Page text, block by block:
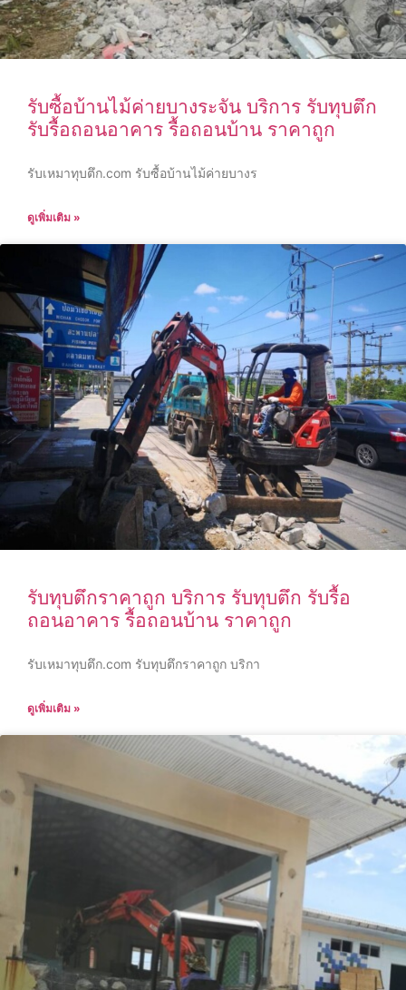
รับซื้อบ้านไม้ค่ายบางระจัน บริการ รับทุบตึก
รับรื้อถอนอาคาร รื้อถอนบ้าน ราคาถูก
รับเหมาทุบตึก.com รับซื้อบ้านไม้ค่ายบางร
ดูเพิ่มเติม »
รับทุบตึกราคาถูก บริการ รับทุบตึก รับรื้อ
ถอนอาคาร รื้อถอนบ้าน ราคาถูก
รับเหมาทุบตึก.com รับทุบตึกราคาถูก บริกา
ดูเพิ่มเติม »